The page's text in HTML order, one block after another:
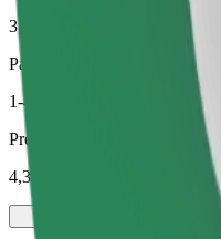
3,9 km
Pasajeros
1-4
Precio estimado
4,30 €